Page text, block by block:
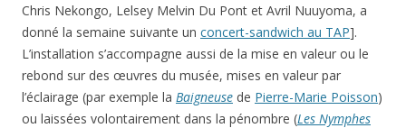
Chris Nekongo, Lelsey Melvin Du Pont et Avril Nuuyoma, a
donné la semaine suivante un concert-sandwich au TAP].
L’installation s’accompagne aussi de la mise en valeur ou le
rebond sur des œuvres du musée, mises en valeur par
l’éclairage (par exemple la Baigneuse de Pierre-Marie Poisson)
ou laissées volontairement dans la pénombre (Les Nymphes